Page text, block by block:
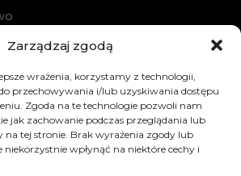
Zarządzaj zgodą
wrażenia, korzystamy z technologii,
przechowywania i/lub uzyskiwania dostępu
Zgoda na te technologie pozwoli nam
jak zachowanie podczas przeglądania lub
na tej stronie. Brak wyrażenia zgody lub
wpłynąć na niektóre cechy i